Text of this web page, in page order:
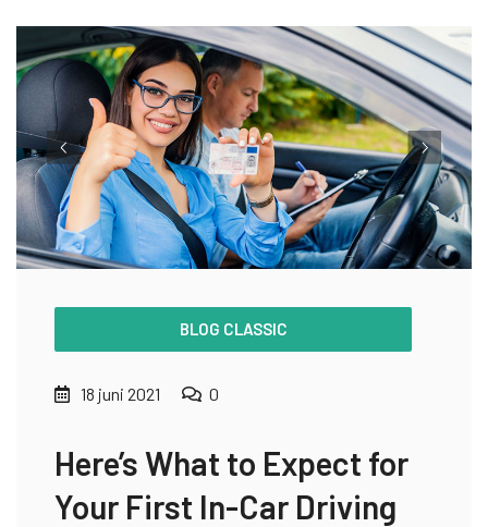
BLOG CLASSIC
18 juni 2021 0
Here’s What to Expect for
Your First In-Car Driving